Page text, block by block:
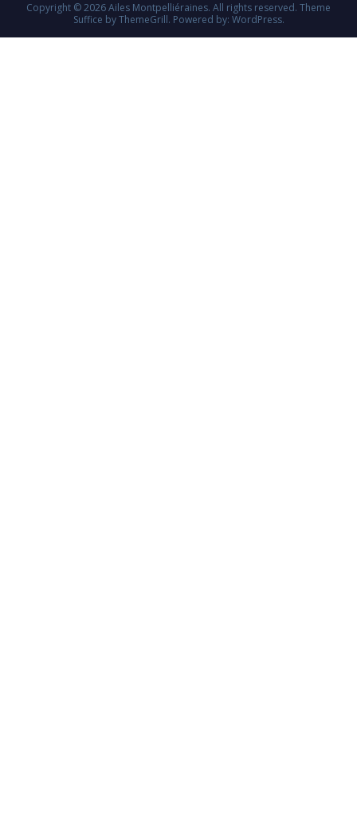
Copyright © 2026Ailes Montpelliéraines. All rights reserved. Theme
Suffice by ThemeGrill. Powered by: WordPress.